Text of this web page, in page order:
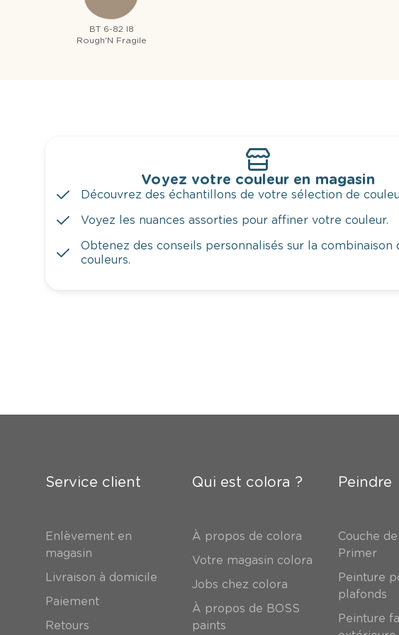
BT 6-82 I8
Rough'N Fragile
Voyez votre couleur en magasin
Découvrez des échantillons de votre sélection de
Voyez les nuances assorties pour affiner votre couleur.
Obtenez des conseils personnalisés sur la combinaison
couleurs.
Service client
Enlèvement en
magasin
Livraison à domicile
Paiement
Retours
Qui est colora ?
À propos de colora
Votre magasin colora
Jobs chez colora
À propos de BOSS
paints
Peindre
Couche
Primer
Peinture
plafonds
Peinture